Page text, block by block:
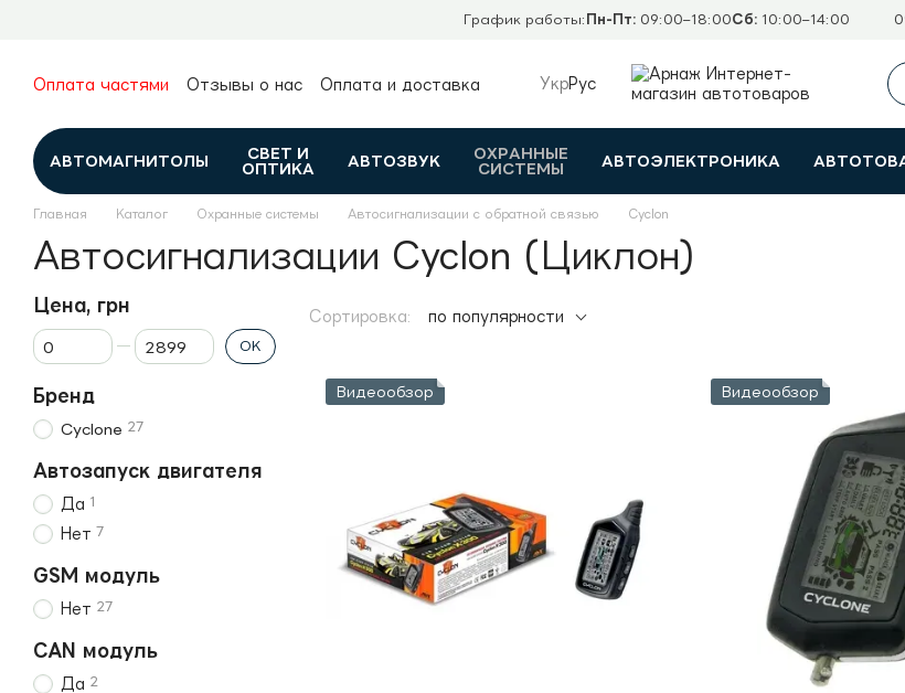
График работы: Пн-Пт:09:00–18:00Сб:10:00–14:00
Оплата частями Отзывы о нас
Оплата и доставка
Контакты
Каталог
УкрРус
АВТОМАГНИТОЛЫ
СВЕТ И
ОПТИКА
АВТОЗВУК
ОХРАННЫЕ
СИСТЕМЫ
АВТОЭЛЕКТРОНИКА
Главная Каталог Охранные системы Автосигнализации с обратной связью Cyclon
Автосигнализации Cyclon (Циклон)
Сортировка: по популярности
Видеообзор Видеообзор
Цена, грн
От Цена, грн
До Цена, грн
OK
Бренд
Cyclone 27
Автозапуск двигателя
Да 1
Нет 7
GSM модуль
Нет 27
CAN модуль
Да 2